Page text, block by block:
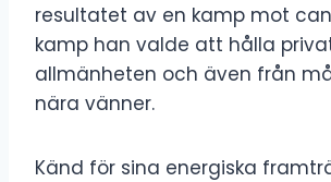
resultatet av en kamp mot
kamp han valde att hålla
allmänheten och även från
nära vänner.
Känd för sina energiska